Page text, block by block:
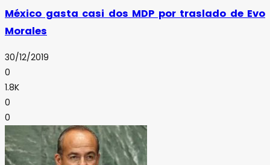
México gasta casi dos MDP por traslado de Evo
Morales
30/12/2019
0
1.8K
0
0